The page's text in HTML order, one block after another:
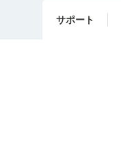
サポート